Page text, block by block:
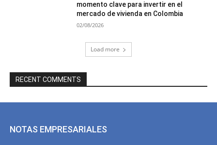
momento clave para invertir en el
mercado de vivienda en Colombia
02/08/2026
Load more
RECENT COMMENTS
NOTAS EMPRESARIALES